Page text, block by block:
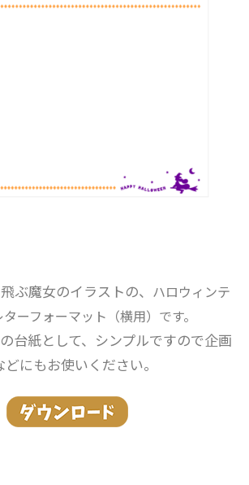
ぶ魔女のイラストの、 ハロウィンテ
ーフォーマット（横用）です。
台紙として、シンプルですので企画
どにもお使いください。